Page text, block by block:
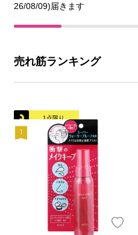
26/08/09)届きます
売れ筋ランキング
1点限り